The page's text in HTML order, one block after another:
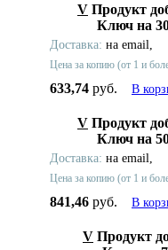
V Продукт
Ключ на
Доставка: на email,
Цена за копию (от 1 и
633,74 руб. В
V Продукт
Ключ на
Доставка: на email,
Цена за копию (от 1 и
841,46 руб. В
V Продукт